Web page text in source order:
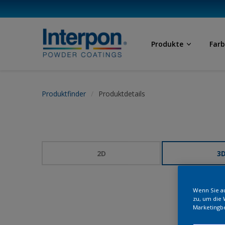
Produkte
Produktfinder Produktdetails
2D 3D
Wenn Sie
zu, um die